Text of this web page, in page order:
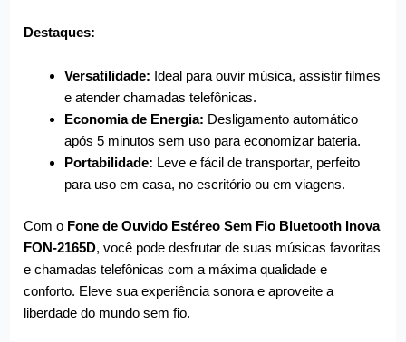
Destaques:
Versatilidade: Ideal para ouvir música, assistir filmes
e atender chamadas telefônicas.
Economia de Energia: Desligamento automático
após 5 minutos sem uso para economizar bateria.
Portabilidade: Leve e fácil de transportar, perfeito
para uso em casa, no escritório ou em viagens.
Com o Fone de Ouvido Estéreo Sem Fio Bluetooth Inova
FON-2165D, você pode desfrutar de suas músicas favoritas
e chamadas telefônicas com a máxima qualidade e
conforto. Eleve sua experiência sonora e aproveite a
liberdade do mundo sem fio.